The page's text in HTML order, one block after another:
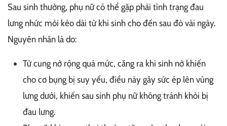
Sau sinh thường, phụ nữ có thể gặp phải tình trạng đau
lưng nhức mỏi kéo dài từ khi sinh cho đến sau đó vài ngày.
Nguyên nhân là do:
Tử cung nở rộng quá mức, căng ra khi sinh nở khiến
cho cơ bụng bị suy yếu, điều này gây sức ép lên vùng
lưng dưới, khiến sau sinh phụ nữ không tránh khỏi bị
đau lưng.